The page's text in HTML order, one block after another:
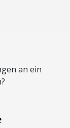
an ein